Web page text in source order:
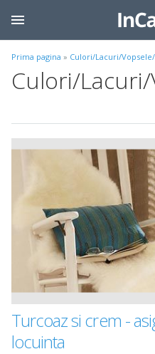
Prima pagina » Culori/Lacuri/
Culori/
Turcoaz si crem -
locuinta